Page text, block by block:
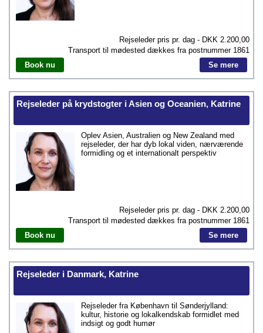
Rejseleder pris pr. dag - DKK 2.200,00
Transport til mødested dækkes fra postnummer 1861
Book nu
Se mere
Rejseleder på krydstogter i Asien og Oceanien, Katrine
Oplev Asien, Australien og New Zealand med
rejseleder, der har dyb lokal viden, nærværende
formidling og et internationalt perspektiv
Rejseleder pris pr. dag - DKK 2.200,00
Transport til mødested dækkes fra postnummer 1861
Book nu
Se mere
Rejseleder i Danmark, Katrine
Rejseleder fra København til Sønderjylland:
kultur, historie og lokalkendskab formidlet med
indsigt og godt humør